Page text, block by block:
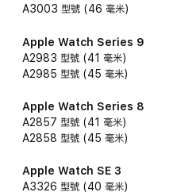
A3003 型號 (46 毫米)
Apple Watch Series 9
A2983 型號 (41 毫米)
A2985 型號 (45 毫米)
Apple Watch Series 8
A2857 型號 (41 毫米)
A2858 型號 (45 毫米)
Apple Watch SE 3
A3326 型號 (40 毫米)